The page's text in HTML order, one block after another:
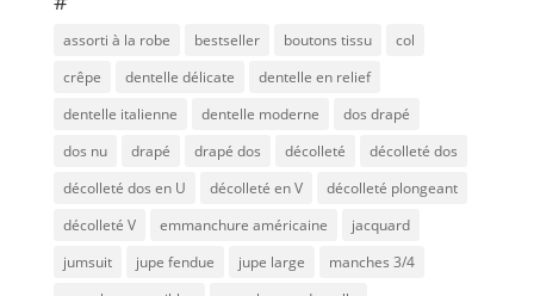
assorti à la robe bestseller boutons tissu
col
crêpe
dentelle délicate
dentelle en relief
dentelle italienne
dentelle moderne
dos drapé
dos nu
drapé drapé dos décolleté
décolleté dos
décolleté dos en U
décolleté en V
décolleté plongeant
décolleté V
emmanchure américaine
jacquard
jumsuit
jupe fendue jupe large
manches 3/4